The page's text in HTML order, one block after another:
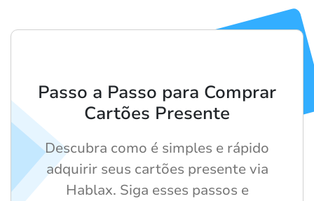
Passo a Passo para Comprar
Cartões Presente
Descubra como é simples e rápido
adquirir seus cartões presente via
Hablax. Siga esses passos e